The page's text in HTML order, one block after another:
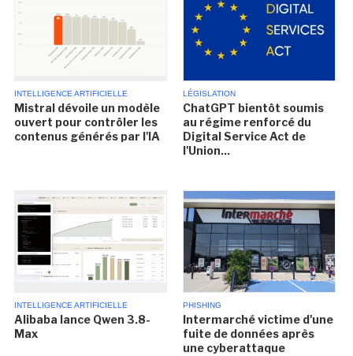
INTELLIGENCE ARTIFICIELLE
Mistral dévoile un modèle
ouvert pour contrôler les
contenus générés par l'IA
LÉGISLATION
ChatGPT bientôt soumis
au régime renforcé du
Digital Service Act de
l'Union...
INTELLIGENCE ARTIFICIELLE
Alibaba lance Qwen 3.8-
Max
PHISHING
Intermarché victime d'une
fuite de données après
une cyberattaque